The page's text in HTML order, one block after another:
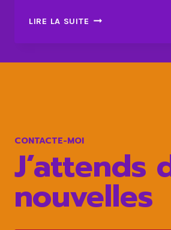
LIRE LA SUITE ÉVEILLEZ
CONTACTE-MOI
J’attends
nouvelles